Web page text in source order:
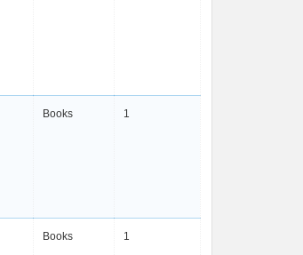
Books 1
Books 1